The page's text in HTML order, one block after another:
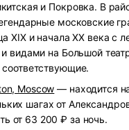
и Покровка. В
московские
XIX и начала XX века с
видами на Большой
Moscow — находится
шагах от
от 63 200 ₽ за ночь.